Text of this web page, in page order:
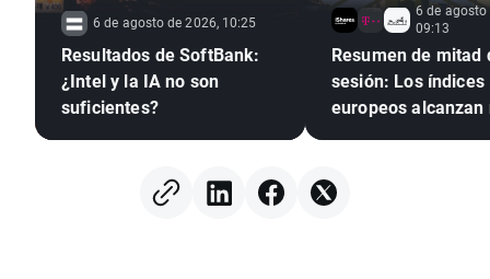
6 de agosto de 2026, 10:25
Resultados de SoftBank:
¿Intel y la IA no son
suficientes?
6 de agosto
09:13
Resumen de mitad
sesión: Los índices
europeos alcanzan